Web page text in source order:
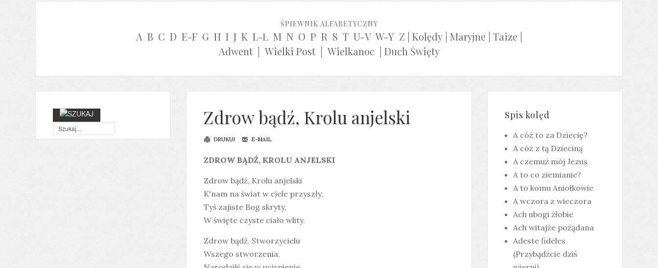
ŚPIEWNIK ALFABETYCZNY
A B C D E-F G H I J K L-Ł M N O P R S T U-V W-Y Z Kolędy| Maryjne Taize
Adwent| Wielki Post| Wielkanoc Duch Święty
Zdrow bądź, Krolu anjelski
DRUKUJ E-MAIL
ZDROW BĄDŹ, KROLU ANJELSKI
Zdrow bądź, Krolu anjelski
K'nam na świat w ciele przyszły,
Tyś zajiste Bog skryty,
W święte czyste ciało wlity.
Zdrow bądź, Stworzycielu
Wszego stworzenia,
Spis kolęd
A cóż to za Dziecię?
A cóż z tą Dzieciną
A czemuż mój Jezus
A to co ziemianie?
A to komu Aniołkowie
A wczora z wieczora
Ach ubogi żłobie
Ach witajże pożądana
Adeste fideles
(Przybądźcie dziś